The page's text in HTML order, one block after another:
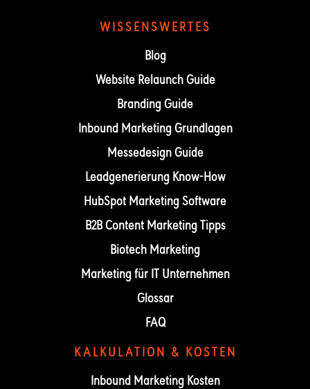
WISSENSWERTES
Blog
Website Relaunch Guide
Branding Guide
Inbound Marketing Grundlagen
Messedesign Guide
Leadgenerierung Know-How
HubSpot Marketing Software
B2B Content Marketing Tipps
Biotech Marketing
Marketing für IT Unternehmen
Glossar
FAQ
KALKULATION & KOSTEN
Inbound Marketing Kosten